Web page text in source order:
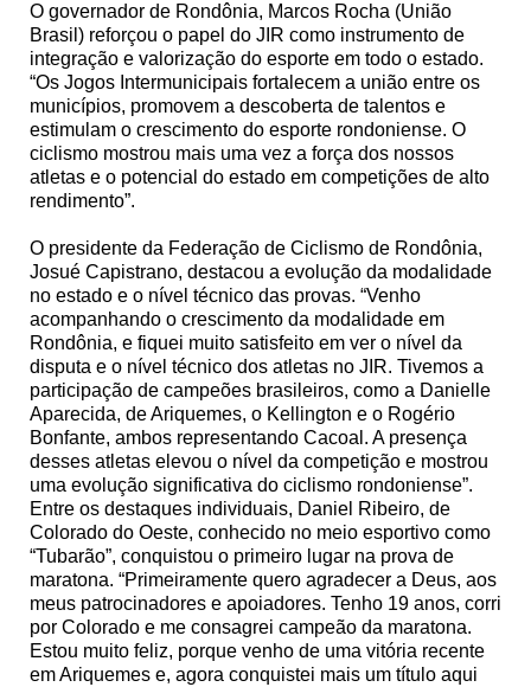
O governador de Rondônia, Marcos Rocha (União
Brasil) reforçou o papel do JIR como instrumento de
integração e valorização do esporte em todo o estado.
“Os Jogos Intermunicipais fortalecem a união entre os
municípios, promovem a descoberta de talentos e
estimulam o crescimento do esporte rondoniense. O
ciclismo mostrou mais uma vez a força dos nossos
atletas e o potencial do estado em competições de alto
rendimento”.
O presidente da Federação de Ciclismo de Rondônia,
Josué Capistrano, destacou a evolução da modalidade
no estado e o nível técnico das provas. “Venho
acompanhando o crescimento da modalidade em
Rondônia, e fiquei muito satisfeito em ver o nível da
disputa e o nível técnico dos atletas no JIR. Tivemos a
participação de campeões brasileiros, como a Danielle
Aparecida, de Ariquemes, o Kellington e o Rogério
Bonfante, ambos representando Cacoal. A presença
desses atletas elevou o nível da competição e mostrou
uma evolução significativa do ciclismo rondoniense”.
Entre os destaques individuais, Daniel Ribeiro, de
Colorado do Oeste, conhecido no meio esportivo como
“Tubarão”, conquistou o primeiro lugar na prova de
maratona. “Primeiramente quero agradecer a Deus, aos
meus patrocinadores e apoiadores. Tenho 19 anos, corri
por Colorado e me consagrei campeão da maratona.
Estou muito feliz, porque venho de uma vitória recente
em Ariquemes e, agora conquistei mais um título aqui